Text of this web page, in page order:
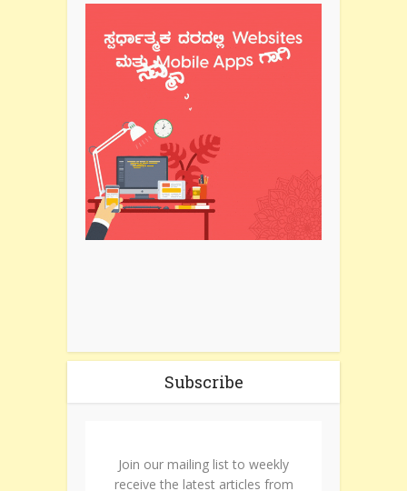
Subscribe
Join our mailing list to weekly
receive the latest articles from